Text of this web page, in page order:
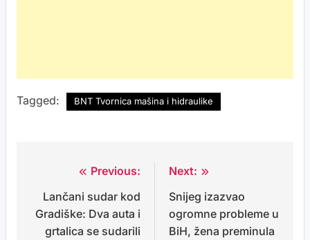
Tagged: BNT Tvornica mašina i hidraulike
navigation
Previous:
Lančani sudar kod
Gradiške: Dva auta i
grtalica se sudarili
Next:
Snijeg izazvao
ogromne probleme u
BiH, žena preminula